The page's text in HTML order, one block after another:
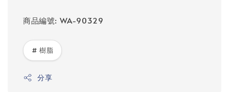
商品編號: WA-90329
# 樹脂
分享